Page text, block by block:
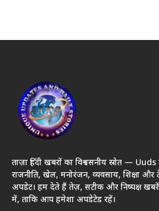
ताज़ा हिंदी खबरों का विश्वसनीय स्रोत — Uuds पर
राजनीति, खेल, मनोरंजन, व्यवसाय, शिक्षा
अपडेट। हम देते हैं तेज़, सटीक और निष्पक्ष
में, ताकि आप हमेशा अपडेटेड रहें।